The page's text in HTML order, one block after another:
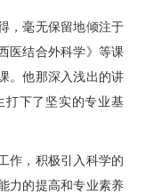
，毫无保留地倾注于
医结合外科学》等课
。他那深入浅出的讲
打下了坚实的专业基
作，积极引入科学的
力的提高和专业素养